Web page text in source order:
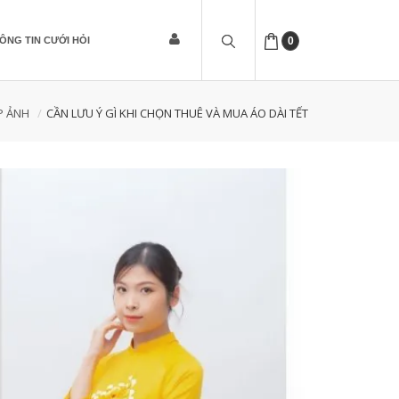
0
TIN CƯỚI HỎI
ẢNH CẦN LƯU Ý GÌ KHI CHỌN THUÊ VÀ MUA ÁO DÀI TẾT